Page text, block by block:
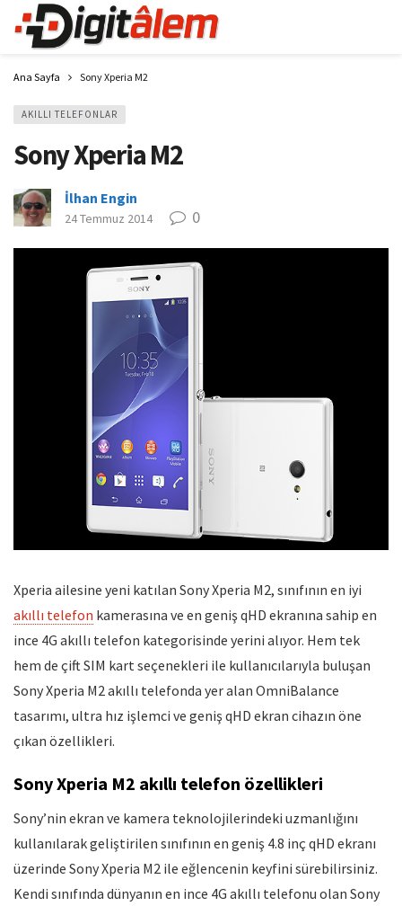
Ana Sayfa Sony Xperia M2
AKILLI TELEFONLAR
Sony Xperia M2
İlhan Engin
24 Temmuz 2014 0
Xperia ailesine yeni katılan Sony Xperia M2, sınıfının en iyi
akıllı telefon kamerasına ve en geniş qHD ekranına sahip en
ince 4G akıllı telefon kategorisinde yerini alıyor. Hem tek
hem de çift SIM kart seçenekleri ile kullanıcılarıyla buluşan
Sony Xperia M2 akıllı telefonda yer alan OmniBalance
tasarımı, ultra hız işlemci ve geniş qHD ekran cihazın öne
çıkan özellikleri.
Sony Xperia M2 akıllı telefon özellikleri
Sony’nin ekran ve kamera teknolojilerindeki uzmanlığını
kullanılarak geliştirilen sınıfının en geniş 4.8 inç qHD ekranı
üzerinde Sony Xperia M2 ile eğlencenin keyfini sürebilirsiniz.
Kendi sınıfında dünyanın en ince 4G akıllı telefonu olan Sony